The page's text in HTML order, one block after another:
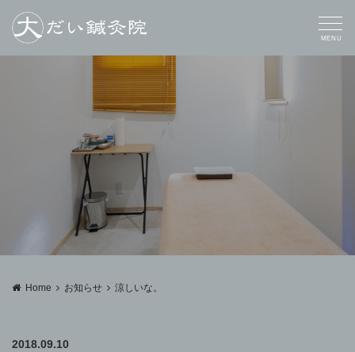
MENU
Home お知らせ 涼しいな。
2018.09.10